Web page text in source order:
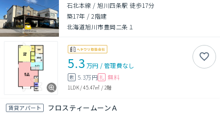
石北本線 / 旭川四条駅 徒歩17分
築17年 /2階建
北海道旭川市豊岡二条１
5.3 万円 /管理費なし
敷 5.3万円 礼 無料
1LDK/45.47㎡ /2階
賃貸アパート フロスティームーンＡ